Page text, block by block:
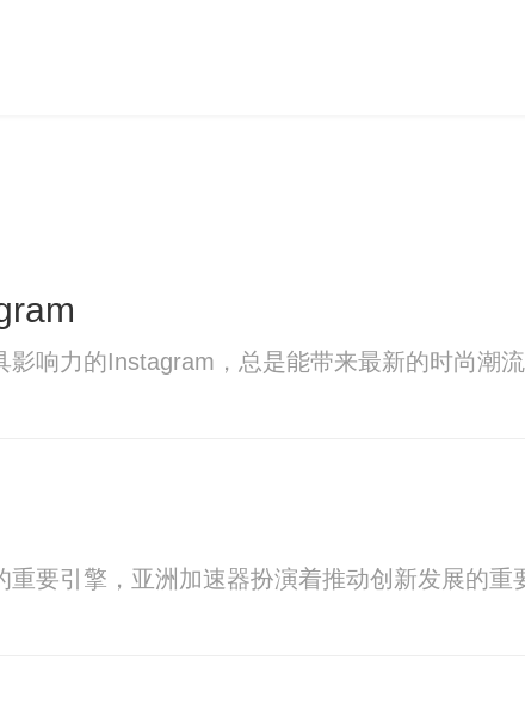
影响力的Instagram，总是能带来最新的时尚潮
要引擎，亚洲加速器扮演着推动创新发展的重